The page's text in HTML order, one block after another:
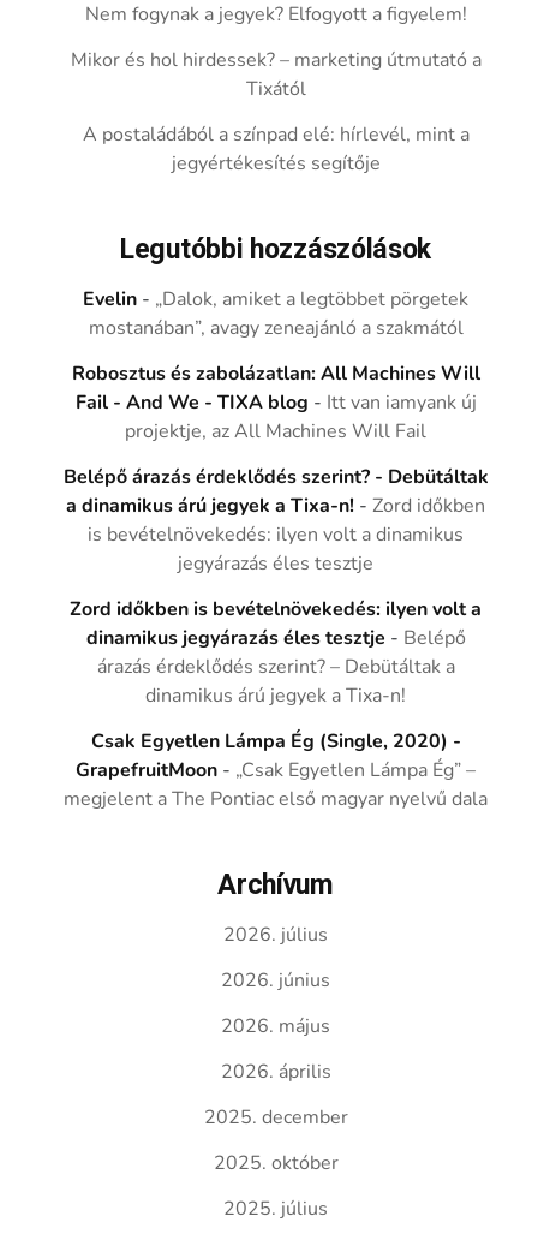
Nem fogynak a jegyek? Elfogyott a figyelem!
Mikor és hol hirdessek? – marketing útmutató a
Tixától
A postaládából a színpad elé: hírlevél, mint a
jegyértékesítés segítője
Legutóbbi hozzászólások
Evelin - „Dalok, amiket a legtöbbet pörgetek
mostanában”, avagy zeneajánló a szakmától
Robosztus és zabolázatlan: All Machines Will
Fail - And We - TIXA blog - Itt van iamyank új
projektje, az All Machines Will Fail
Belépő árazás érdeklődés szerint? - Debütáltak
a dinamikus árú jegyek a Tixa-n! -Zord időkben
is bevételnövekedés: ilyen volt a dinamikus
jegyárazás éles tesztje
Zord időkben is bevételnövekedés: ilyen volt a
dinamikus jegyárazás éles tesztje - Belépő
árazás érdeklődés szerint? – Debütáltak a
dinamikus árú jegyek a Tixa-n!
Csak Egyetlen Lámpa Ég (Single, 2020) -
GrapefruitMoon - „Csak Egyetlen Lámpa Ég” –
megjelent a The Pontiac első magyar nyelvű dala
Archívum
2026. július
2026. június
2026. május
2026. április
2025. december
2025. október
2025. július